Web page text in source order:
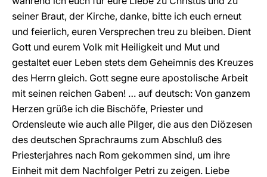
seiner Braut, der Kirche, danke, bitte ich euch erneut
und feierlich, euren Versprechen treu zu bleiben. Dient
Gott und eurem Volk mit Heiligkeit und Mut und
gestaltet euer Leben stets dem Geheimnis des Kreuzes
des Herrn gleich. Gott segne eure apostolische Arbeit
mit seinen reichen Gaben! … auf deutsch: Von ganzem
Herzen grüße ich die Bischöfe, Priester und
Ordensleute wie auch alle Pilger, die aus den Diözesen
des deutschen Sprachraums zum Abschluß des
Priesterjahres nach Rom gekommen sind, um ihre
Einheit mit dem Nachfolger Petri zu zeigen. Liebe